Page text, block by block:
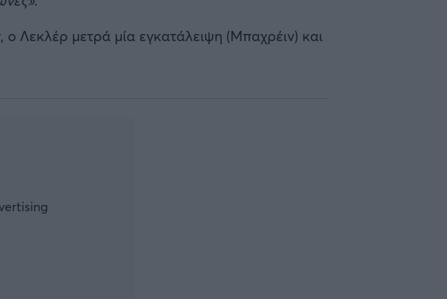
Λεκλέρ μετρά μία εγκατάλειψη (Μπαχρέιν) και